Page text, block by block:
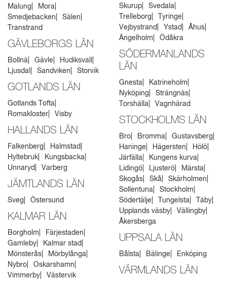
Malung
Mora
Smedjebacken
Sälen
Transtrand
GÄVLEBORGS LÄN
Bollnä Gävle
Hudiksvall
Ljusdal
Sandviken Storvik
GOTLANDS LÄN
Gotlands Tofta
Romakloster
Visby
HALLANDS LÄN
Falkenberg
Halmstad
Hyltebruk
Kungsbacka
Unnaryd
Varberg
JÄMTLANDS LÄN
Sveg Östersund
KALMAR LÄN
Borgholm
Färjestaden
Gamleby
Kalmar stad
Mönsterås
Mörbylånga
Nybro
Oskarshamn
Vimmerby
Västervik
Skurup
Svedala
Trelleborg
Tyringe
Vejbystrand
Ystad
Åhus
Ängelholm
Ödåkra
SÖDERMANLANDS
LÄN
Gnesta
Katrineholm
Nyköping
Strängnäs
Torshälla
Vagnhärad
STOCKHOLMS LÄN
Bro Bromma
Gustavsberg
Haninge
Hägersten
Hölö
Järfälla
Kungens kurva
Lidingö
Ljusterö
Märsta
Skogås
Skå
Skärholmen
Sollentuna
Stockholm
Södertälje
Tungelsta
Täby
Upplands väsby
Vällingby
Åkersberga
UPPSALA LÄN
Bålsta Bälinge Enköping
VÄRMLANDS LÄN